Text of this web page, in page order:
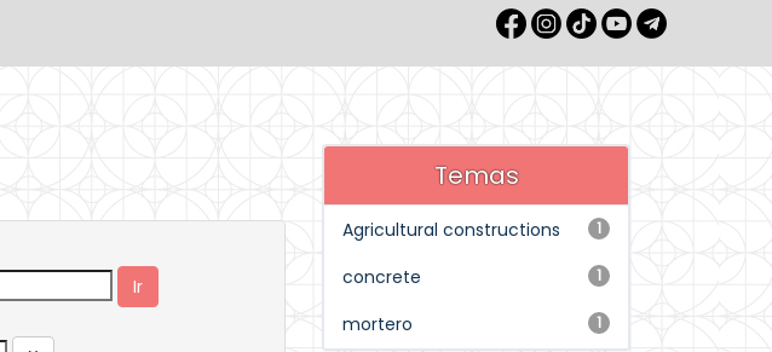
Temas
1
Agricultural constructions
1
concrete
1
mortero